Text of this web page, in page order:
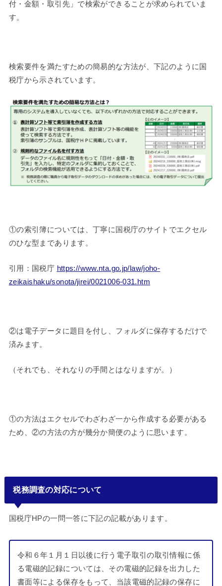
付・金額・取引先」で検索ができることが求められていま
す。
検索要件を満たすための簡易的な方法が、下記のように国
税庁から示されています。
①の索引簿については、丁寧に国税庁のサイトでエクセル
のひな型まであります。
引用：国税庁 https://www.nta.go.jp/law/joho-
zeikaishaku/sonota/jirei/0021006-031.htm
②は電子データに題目を付し、フォルダに保存するだけで
済みます。
（それでも、それなりの手間とはなりますが。）
①の方法はエクセルでわざわざ一から作成する必要がある
ため、②の方法の方が幾分か簡便のように思います。
税務調査の対応について
国税庁HPの一問一答に下記の記載があります。
令和６年１月１日以後に行う電子取引の取引情報に係
る電磁的記録については、その電磁的記録を出力した
書面等による保存をもって、当該電磁的記録の保存に